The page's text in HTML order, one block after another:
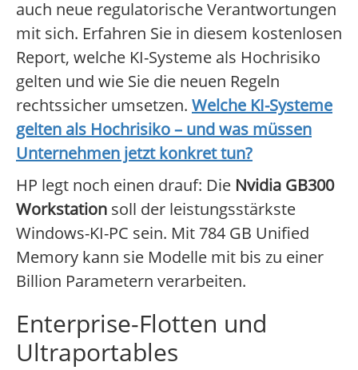
auch neue regulatorische Verantwortungen
mit sich. Erfahren Sie in diesem kostenlosen
Report, welche KI-Systeme als Hochrisiko
gelten und wie Sie die neuen Regeln
rechtssicher umsetzen. Welche KI-Systeme
gelten als Hochrisiko – und was müssen
Unternehmen jetzt konkret tun?
HP legt noch einen drauf: Die Nvidia GB300
Workstation soll der leistungsstärkste
Windows-KI-PC sein. Mit 784 GB Unified
Memory kann sie Modelle mit bis zu einer
Billion Parametern verarbeiten.
Enterprise-Flotten und
Ultraportables